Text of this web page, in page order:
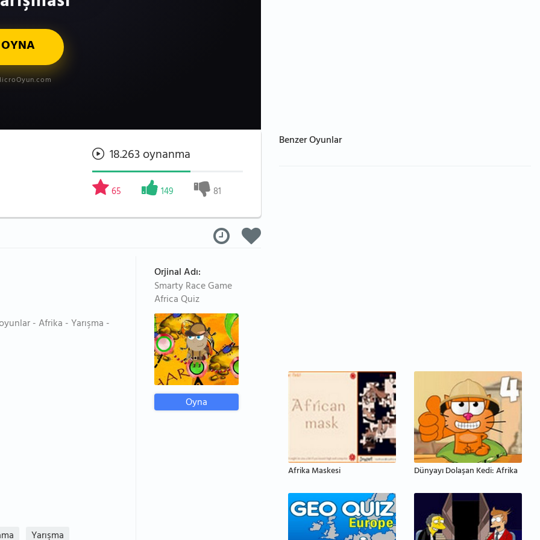
18.263 oynanma
65 149 81
- Afrika - Yarışma -
Yarışma
Orjinal Adı:
Smarty Race Game
Africa Quiz
Oyna
Benzer Oyunlar
Afrika Maskesi Dünyayı Dolaşan Kedi: Afrika